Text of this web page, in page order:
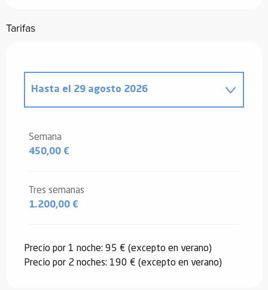
Tarifas
Desde 7 febrero 2026
Desde7 marzo 2026
Hasta el 29 agosto 2026
Desde 30 agosto 2026hasta25
septiembre 2026
Semana
450,00 €
Tres semanas
1.200,00 €
Precio por 1 noche: 95 € (excepto en verano)
Precio por 2 noches: 190 € (excepto en verano)